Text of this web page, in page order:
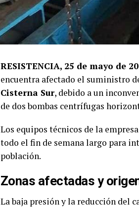
RESISTENCIA, 25 de mayo de
encuentra afectado el suministro
Cisterna Sur, debido a un
de dos bombas centrífugas
Los equipos técnicos de la
todo el fin de semana largo para
población.
Zonas afectadas y
La baja presión y la reducción del